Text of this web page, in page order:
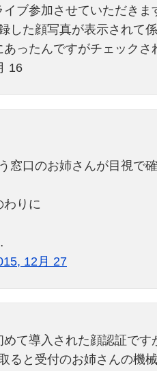
ブ参加させていただきま
した顔写真が表示されて
ったんですがチェック
16
窓口のお姉さんが目視で確
わりに
12月 27
て導入された顔認証で
ると受付のお姉さんの機